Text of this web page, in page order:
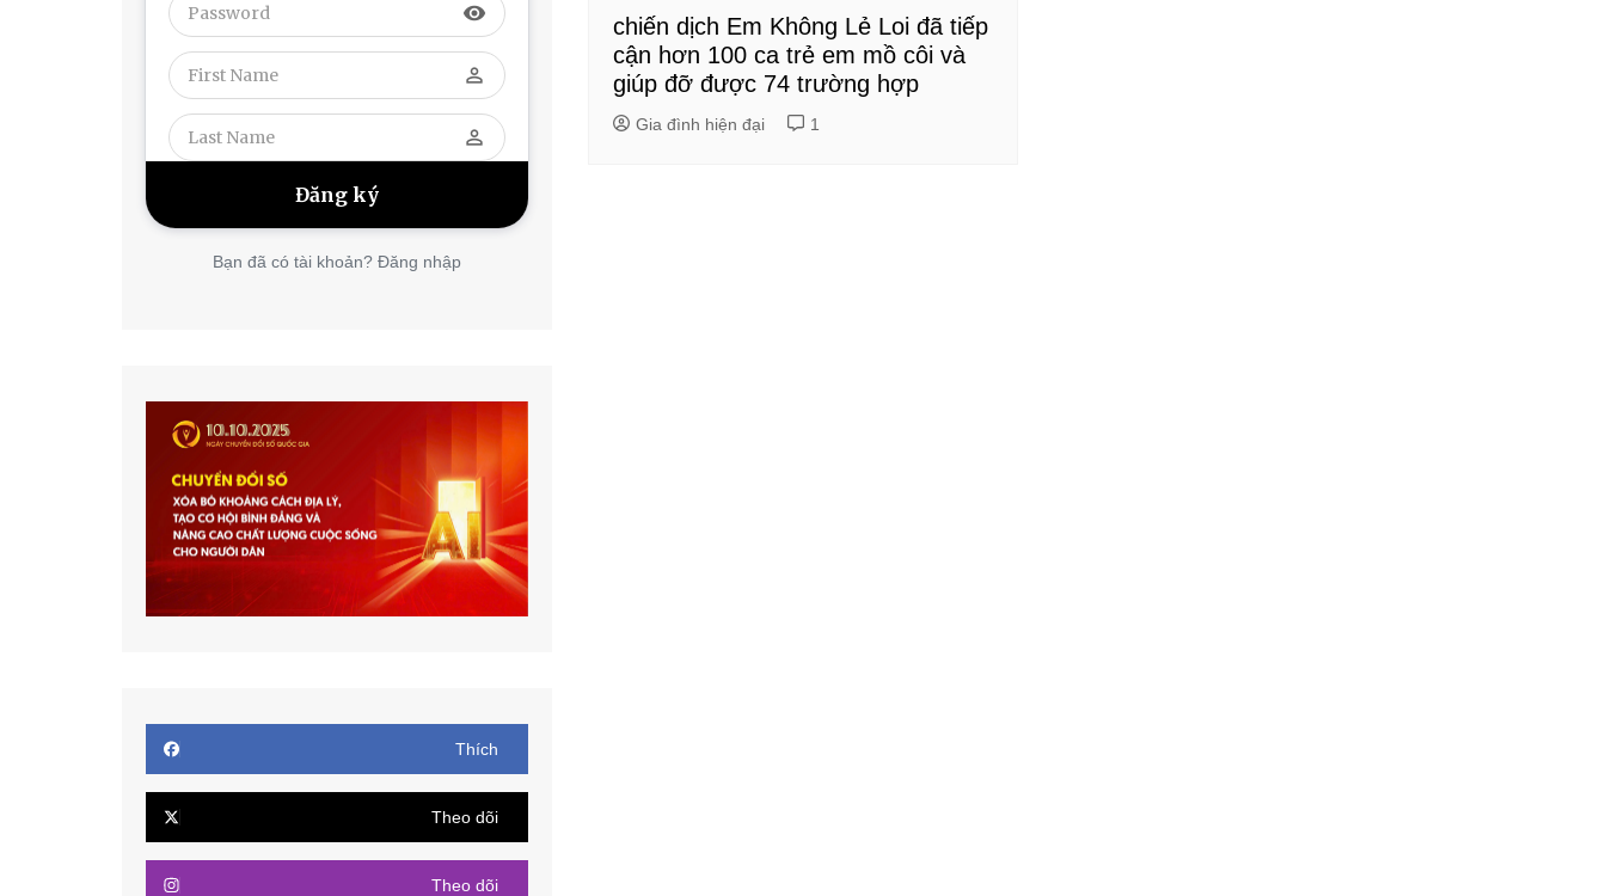
chiến dịch Em Không Lẻ Loi đã tiếp
cận hơn 100 ca trẻ em mồ côi và
giúp đỡ được 74 trường hợp
Gia đình hiện đại 1
visibility
perm_identity
perm_identity
Bạn đã có tài khoản? Đăng nhập
Thích
Theo dõi
Theo dõi